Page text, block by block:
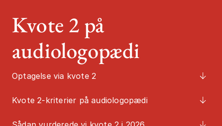
Kvote 2 på
audiologopædi
Optagelse via kvote 2
Kvote 2-kriterier på audiologopædi